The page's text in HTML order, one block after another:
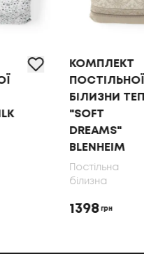
КОМПЛЕКТ
ПОСТІЛЬНОЇ
БІЛИЗНИ ТЕП
"SOFT
DREAMS"
BLENHEIM
Постільна
білизна
1398 грн